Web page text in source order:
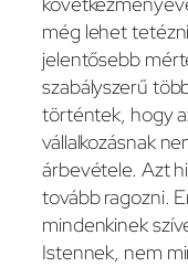
még lehet
jelentősebb
szabályszerű
történtek, hogy
vállalkozásnak
árbevétele. Azt
tovább ragozni.
mindenkinek
Istennek, nem